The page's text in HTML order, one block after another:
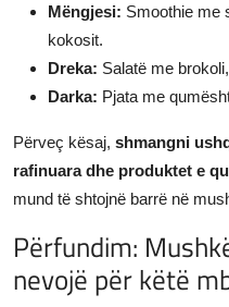
Mëngjesi: Smoothie me
kokosit.
Dreka: Salatë me
Darka: Pjata me
Përveç kësaj, shmangni
rafinuara dhe produktet e
mund të shtojnë barrë në
Përfundim:
nevojë për këtë